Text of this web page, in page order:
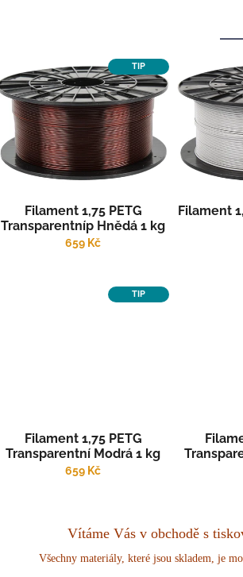
TIP
Filament 1,75 PETG
Transparentníp Hnědá 1 kg
659 Kč
Filament
TIP
Filament 1,75 PETG
Transparentní Modrá 1 kg
659 Kč
Vítáme Vás v obchodě s
Všechny materiály, které jsou skladem, je